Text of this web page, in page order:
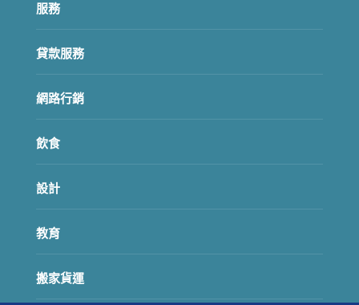
服務
貸款服務
網路行銷
飲食
設計
教育
搬家貨運